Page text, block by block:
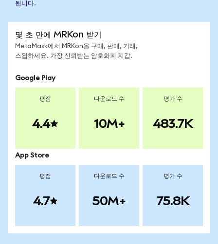
됩니다.
몇 초 만에 MRKon 받기
MetaMask에서 MRKon을 구매, 판매, 거래,
스왑하세요. 가장 신뢰받는 암호화폐 지갑.
Google Play
평점
4.4
다운로드 수
10M+
평가 수
483.7K
App Store
평점
4.7
다운로드 수
50M+
평가 수
75.8K